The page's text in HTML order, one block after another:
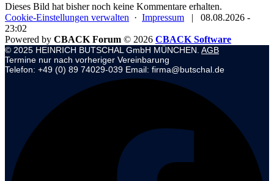
Dieses Bild hat bisher noch keine Kommentare erhalten.
Cookie-Einstellungen verwalten · Impressum |
08.08.2026 -
23:02
Powered by CBACK Forum © 2026 CBACK Software
© 2025 HEINRICH BUTSCHAL GmbH MÜNCHEN. AGB
Termine nur nach vorheriger Vereinbarung
Telefon: +49 (0) 89 74029-039 Email: firma@butschal.de